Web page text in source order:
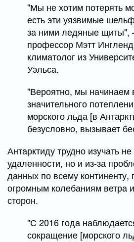
"Мы не хотим потерять
есть эти уязвимые
за ними ледяные щиты",
профессор Мэтт
климатолог из
Уэльса.
"Вероятно, мы начинаем
значительного
морского льда [в
безусловно, вызывает
Антарктиду трудно изучать
удаленности, но и из-за
данных по всему
огромным колебаниям ветра
сторон.
"С 2016 года
сокращение [морского